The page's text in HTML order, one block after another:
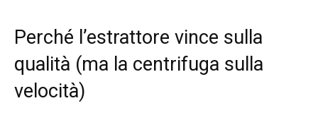
Perché l’estrattore vince sulla
qualità (ma la centrifuga sulla
velocità)